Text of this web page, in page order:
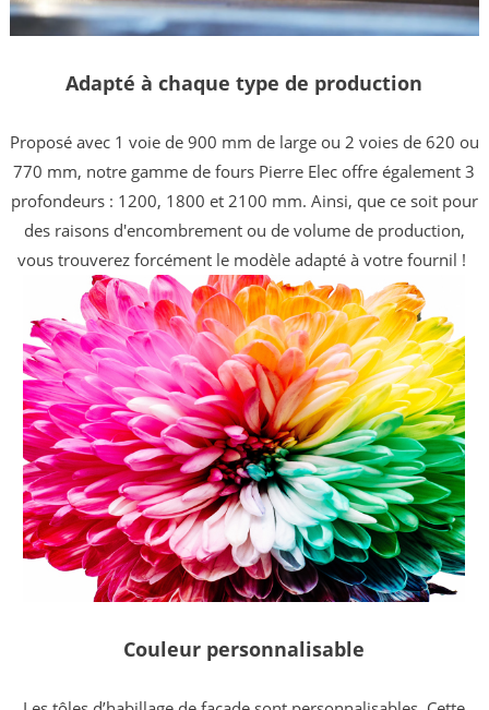
Adapté à chaque type de production
Proposé avec 1 voie de 900 mm de large ou 2 voies de 620 ou
770 mm, notre gamme de fours Pierre Elec offre également 3
profondeurs : 1200, 1800 et 2100 mm. Ainsi, que ce soit pour
des raisons d'encombrement ou de volume de production,
vous trouverez forcément le modèle adapté à votre fournil !
Couleur personnalisable